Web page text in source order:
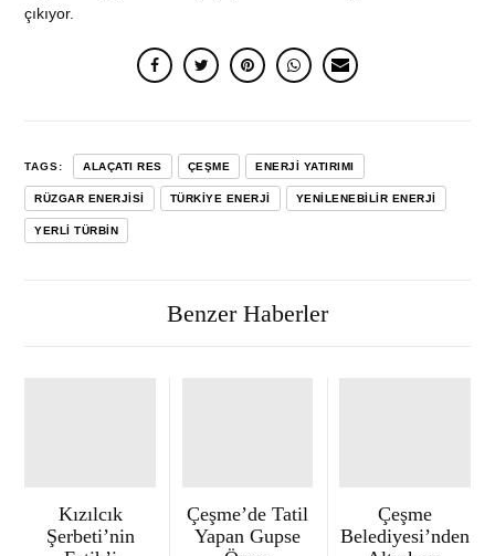
çıkıyor.
TAGS: ALAÇATI RES ÇEŞME ENERJI YATIRIMI
RÜZGAR ENERJISI TÜRKIYE ENERJI YENILENEBILIR ENERJI
YERLI TÜRBIN
Benzer Haberler
Kızılcık
Şerbeti’nin
Çeşme’de Tatil
Yapan Gupse
Çeşme
Belediyesi’nden